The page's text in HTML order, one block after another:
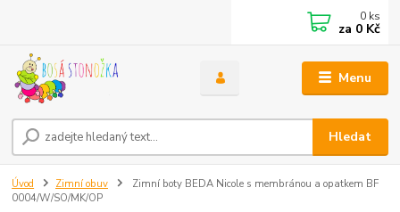
Menu
Hledat
0 ks
za 0 Kč
Úvod Zimní obuv
Zimní boty BEDA Nicole s membránou a opatkem BF
0004/W/SO/MK/OP